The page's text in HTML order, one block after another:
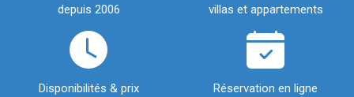
depuis 2006
villas et appartements
Disponibilités & prix
Réservation en ligne